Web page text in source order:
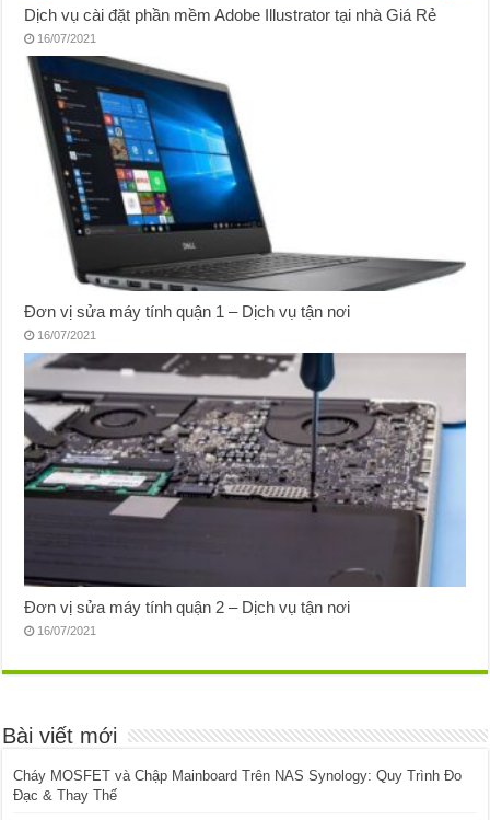
Dịch vụ cài đặt phần mềm Adobe Illustrator tại nhà Giá Rẻ
16/07/2021
Đơn vị sửa máy tính quận 1 – Dịch vụ tận nơi
16/07/2021
Đơn vị sửa máy tính quận 2 – Dịch vụ tận nơi
16/07/2021
Bài viết mới
Cháy MOSFET và Chập Mainboard Trên NAS Synology: Quy Trình Đo
Đạc & Thay Thế